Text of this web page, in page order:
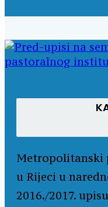
Metropolitanski
u Rijeci u
2016./2017.